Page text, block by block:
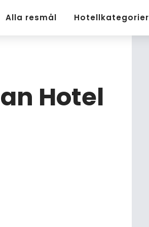
Alla resmål Hotellkategorier
Hotel